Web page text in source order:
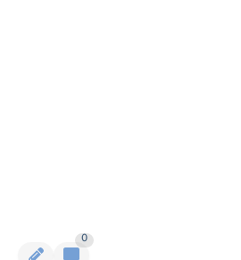
0